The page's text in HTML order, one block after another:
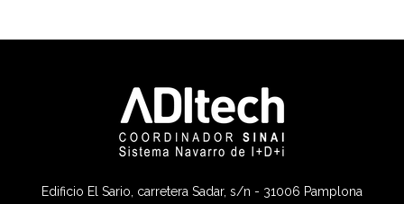
Edificio El Sario, carretera Sadar, s/n - 31006 Pamplona